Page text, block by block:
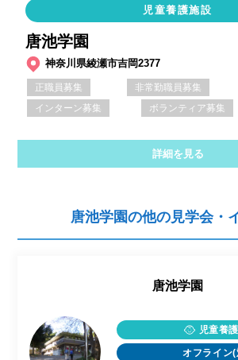
児童養護施設
唐池学園
神奈川県綾瀬市吉岡2377
正職員募集 非常勤職員募集
インターン募集
ボランティア募集
詳細を見る
唐池学園の他の見学会・
唐池学園
児童養
オフライン